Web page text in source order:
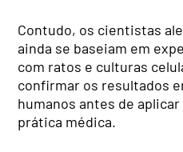
Contudo, os cientistas
ainda se baseiam em
com ratos e culturas
confirmar os resultados
humanos antes de
prática médica.